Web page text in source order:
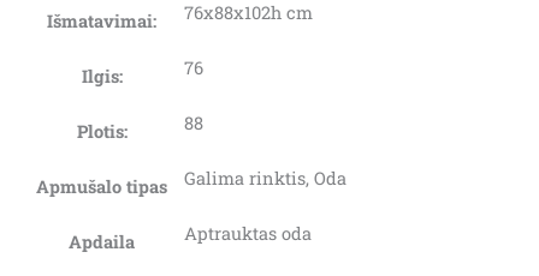
Išmatavimai: 76x88x102h cm
Ilgis: 76
Plotis: 88
Apmušalo tipas Galima rinktis, Oda
Apdaila Aptrauktas oda